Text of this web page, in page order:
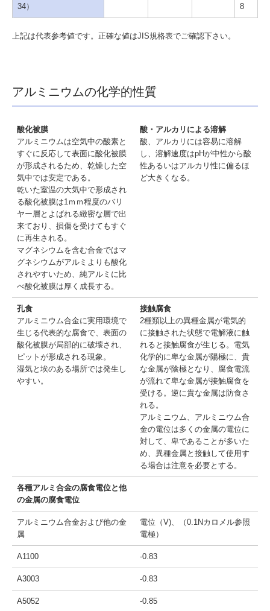
34）
8
上記は代表参考値です。正確な値はJIS規格表でご確認下さい。
アルミニウムの化学的性質
酸化被膜
アルミニウムは空気中の酸素と
すぐに反応して表面に酸化被膜
が形成されるため、乾燥した空
気中では安定である。
乾いた室温の大気中で形成され
る酸化被膜は1ｍｍ程度のバリ
ヤー層とよばれる緻密な層で出
来ており、損傷を受けてもすぐ
に再生される。
マグネシウムを含む合金ではマ
グネシウムがアルミよりも酸化
されやすいため、純アルミに比
べ酸化被膜は厚く成長する。
酸・アルカリによる溶解
酸、アルカリには容易に溶解
し、溶解速度はpHが中性から酸
性あるいはアルカリ性に偏るほ
ど大きくなる。
孔食
アルミニウム合金に実用環境で
生じる代表的な腐食で、表面の
酸化被膜が局部的に破壊され、
ピットが形成される現象。
湿気と埃のある場所では発生し
やすい。
接触腐食
2種類以上の異種金属が電気的
に接触された状態で電解液に触
れると接触腐食が生じる。電気
化学的に卑な金属が陽極に、貴
な金属が陰極となり、腐食電流
が流れて卑な金属が接触腐食を
受ける。逆に貴な金属は防食さ
れる。
アルミニウム、アルミニウム合
金の電位は多くの金属の電位に
対して、卑であることが多いた
め、異種金属と接触して使用す
る場合は注意を必要とする。
各種アルミ合金の腐食電位と他
の金属の腐食電位
アルミニウム合金および他の金
属
電位（V)、（0.1Nカロメル参照
電極）
A1100 -0.83
A3003 -0.83
A5052 -0.85